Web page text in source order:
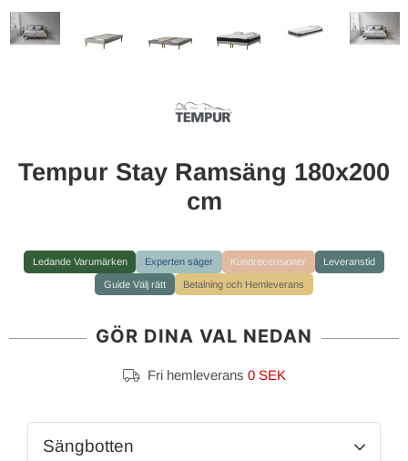
Tempur Stay Ramsäng 180x200
cm
Ledande Varumärken Experten säger Kundrecensioner Leveranstid
Guide Välj rätt Betalning och Hemleverans
GÖR DINA VAL NEDAN
Fri hemleverans 0 SEK
Sängbotten